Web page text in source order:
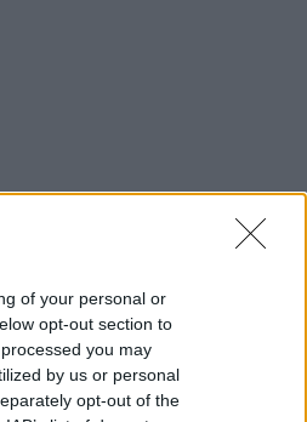
of your personal or
opt-out section to
you may
by us or personal
opt-out of the